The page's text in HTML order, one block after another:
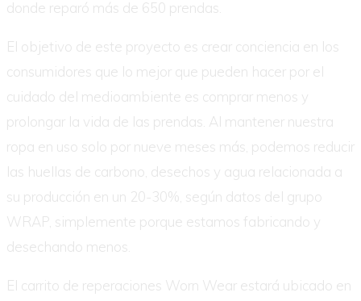
donde reparó más de 650 prendas.
El objetivo de este proyecto es crear conciencia en los
consumidores que lo mejor que pueden hacer por el
cuidado del medioambiente es comprar menos y
prolongar la vida de las prendas. Al mantener nuestra
ropa en uso solo por nueve meses más, podemos reducir
las huellas de carbono, desechos y agua relacionada a
su producción en un 20-30%, según datos del grupo
WRAP, simplemente porque estamos fabricando y
desechando menos.
El carrito de reperaciones Worn Wear estará ubicado en